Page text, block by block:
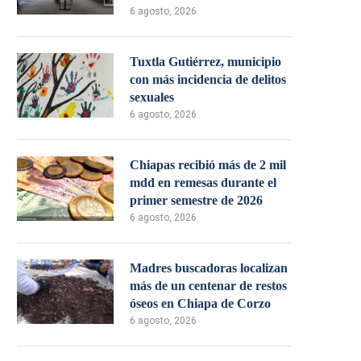
6 agosto, 2026
Tuxtla Gutiérrez, municipio
con más incidencia de delitos
sexuales
6 agosto, 2026
Chiapas recibió más de 2 mil
mdd en remesas durante el
primer semestre de 2026
6 agosto, 2026
Madres buscadoras localizan
más de un centenar de restos
óseos en Chiapa de Corzo
6 agosto, 2026